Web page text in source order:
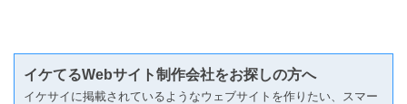
イケてるWebサイト制作会社をお探しの方へ
イケサイに掲載されているようなウェブサイトを作りたい、スマー